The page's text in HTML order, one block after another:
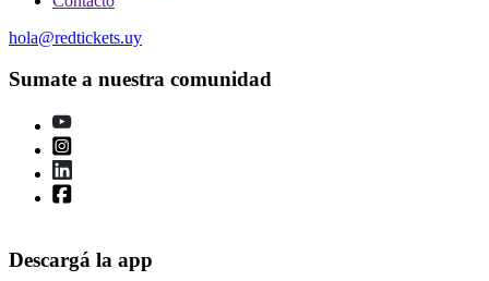
hola@redtickets.uy
Sumate a nuestra comunidad
Descargá la app